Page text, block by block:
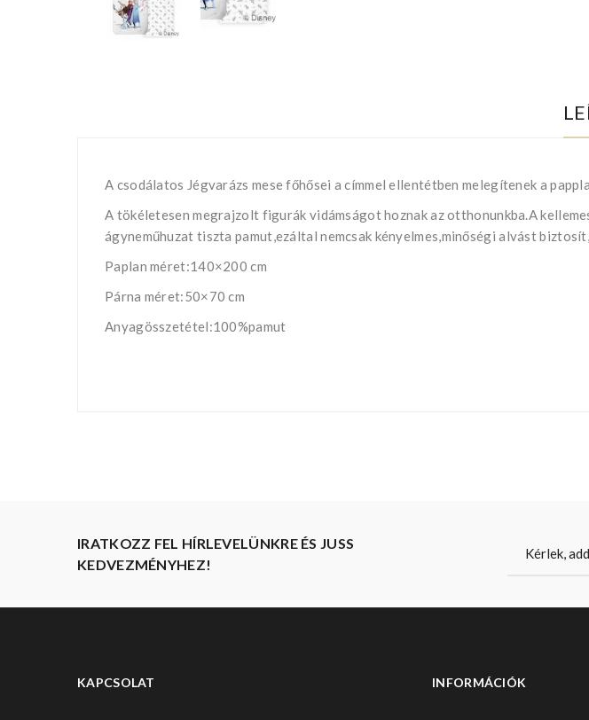
A csodálatos Jégvarázs mese főhősei a címmel ellentétben melegítenek a
A tökéletesen megrajzolt figurák vidámságot hoznak az otthonunkba.A
ágyneműhuzat tiszta pamut,ezáltal nemcsak kényelmes,minőségi alvást
Paplan méret:140×200 cm
Párna méret:50×70 cm
Anyagösszetétel:100%pamut
IRATKOZZ FEL HÍRLEVELÜNKRE ÉS JUSS
KEDVEZMÉNYHEZ!
KAPCSOLAT INFORMÁCIÓK